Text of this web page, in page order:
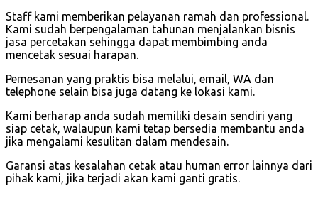
Staff kami memberikan pelayanan ramah dan professional.
Kami sudah berpengalaman tahunan menjalankan bisnis
jasa percetakan sehingga dapat membimbing anda
mencetak sesuai harapan.
Pemesanan yang praktis bisa melalui, email, WA dan
telephone selain bisa juga datang ke lokasi kami.
Kami berharap anda sudah memiliki desain sendiri yang
siap cetak, walaupun kami tetap bersedia membantu anda
jika mengalami kesulitan dalam mendesain.
Garansi atas kesalahan cetak atau human error lainnya dari
pihak kami, jika terjadi akan kami ganti gratis.